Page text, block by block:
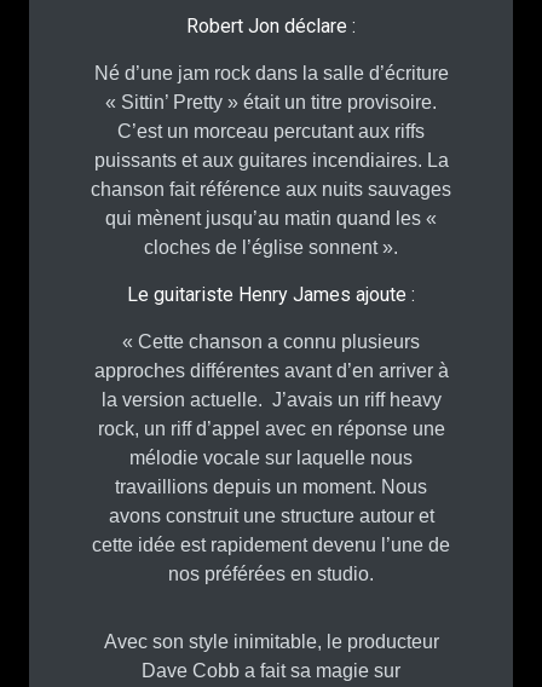
Robert Jon déclare :
Né d’une jam rock dans la salle d’écriture
« Sittin’ Pretty » était un titre provisoire.
C’est un morceau percutant aux riffs
puissants et aux guitares incendiaires. La
chanson fait référence aux nuits sauvages
qui mènent jusqu’au matin quand les «
cloches de l’église sonnent ».
Le guitariste Henry James ajoute :
« Cette chanson a connu plusieurs
approches différentes avant d’en arriver à
la version actuelle. J’avais un riff heavy
rock, un riff d’appel avec en réponse une
mélodie vocale sur laquelle nous
travaillions depuis un moment. Nous
avons construit une structure autour et
cette idée est rapidement devenu l’une de
nos préférées en studio.
Avec son style inimitable, le producteur
Dave Cobb a fait sa magie sur